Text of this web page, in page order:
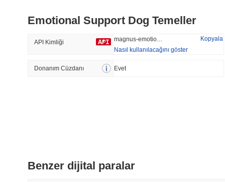
#473 #580
-14.84%
Trend Olan
Emotional Support Dog Temeller
API Kimliği
Kopyala
Nasıl kullanılacağını göster
Donanım Cüzdanı Evet
Benzer dijital paralar